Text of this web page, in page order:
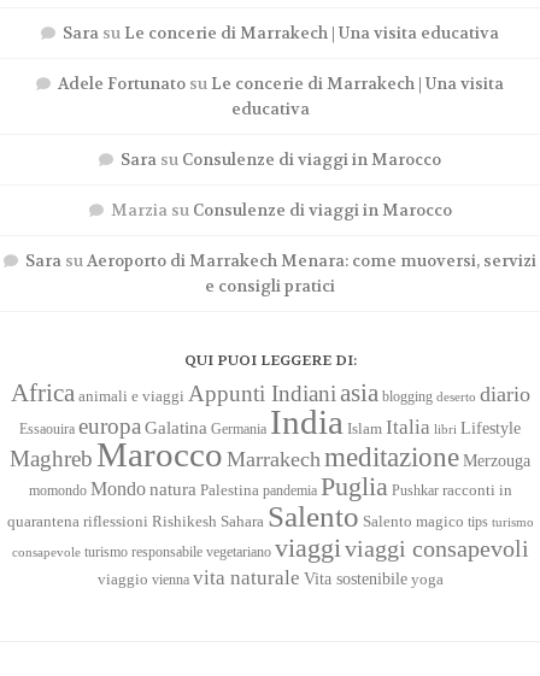
Sara su Le concerie di Marrakech | Una visita educativa
Adele Fortunato su Le concerie di Marrakech | Una visita
educativa
Sara su Consulenze di viaggi in Marocco
Marziasu Consulenze di viaggi in Marocco
Sara suAeroporto di Marrakech Menara: come muoversi, servizi
e consigli pratici
QUI PUOI LEGGERE DI:
Africa animali e viaggi Appunti Indianiasia blogging deserto diario
Essaouira europa Galatina Germania India Islam Italia libri Lifestyle
Maghreb Marocco Marrakech meditazioneMerzouga
momondo Mondo natura Palestina pandemia Puglia Pushkar racconti in
quarantena riflessioni Rishikesh Sahara Salento Salento magico tips turismo
consapevole turismo responsabile vegetariano viaggi viaggi consapevoli
viaggio vienna vita naturale Vita sostenibile yoga